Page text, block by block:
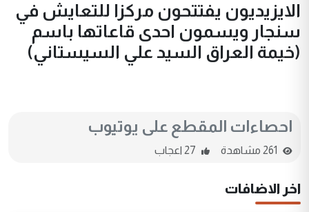
الايزيديون يفتتحون مركزا للتعايش في
سنجار ويسمون احدى قاعاتها باسم
(خيمة العراق السيد علي السيستاني)
احصاءات المقطع على يوتيوب
اخر الاضافات